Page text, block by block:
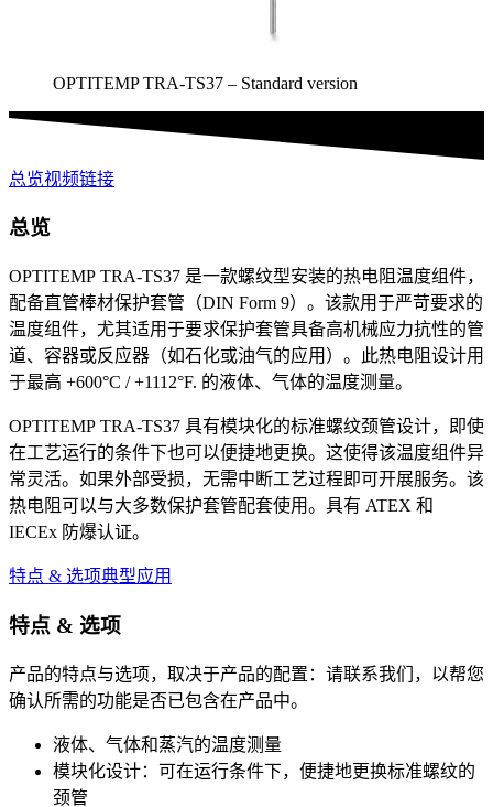
OPTITEMP TRA-TS37 – Standard version
总览视频链接
总览
OPTITEMP TRA-TS37 是一款螺纹型安装的热电阻温度组件，
配备直管棒材保护套管（DIN Form 9）。该款用于严苛要求的
温度组件，尤其适用于要求保护套管具备高机械应力抗性的管
道、容器或反应器（如石化或油气的应用）。此热电阻设计用
于最高 +600°C / +1112°F. 的液体、气体的温度测量。
OPTITEMP TRA-TS37 具有模块化的标准螺纹颈管设计，即使
在工艺运行的条件下也可以便捷地更换。这使得该温度组件异
常灵活。如果外部受损，无需中断工艺过程即可开展服务。该
热电阻可以与大多数保护套管配套使用。具有 ATEX 和
IECEx 防爆认证。
特点 & 选项典型应用
特点 & 选项
产品的特点与选项，取决于产品的配置：请联系我们，以帮您
确认所需的功能是否已包含在产品中。
液体、气体和蒸汽的温度测量
模块化设计：可在运行条件下，便捷地更换标准螺纹的
颈管